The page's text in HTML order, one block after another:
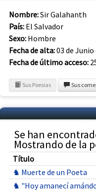
Nombre:Sir Galahanth
País: El Salvador
Sexo: Hombre
Fecha de alta:03 de Junio
Fecha de último acceso:
Sus Poesias Sus
Se han
Mostrando de la
Título
♞ Muerte de un Poeta
♞ "Hoy amanecí